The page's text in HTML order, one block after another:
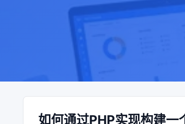
如何通过PHP实现构建一